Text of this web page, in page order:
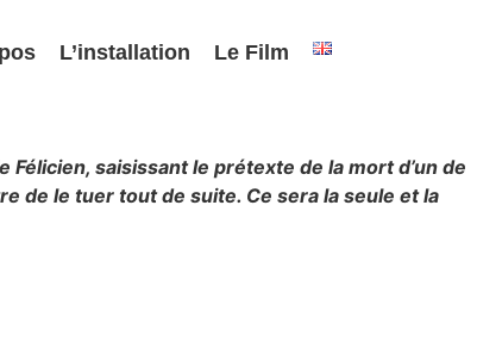
L’installation Le Film
saisissant le prétexte de la mort d’un de
de le tuer tout de suite. Ce sera la seule et la